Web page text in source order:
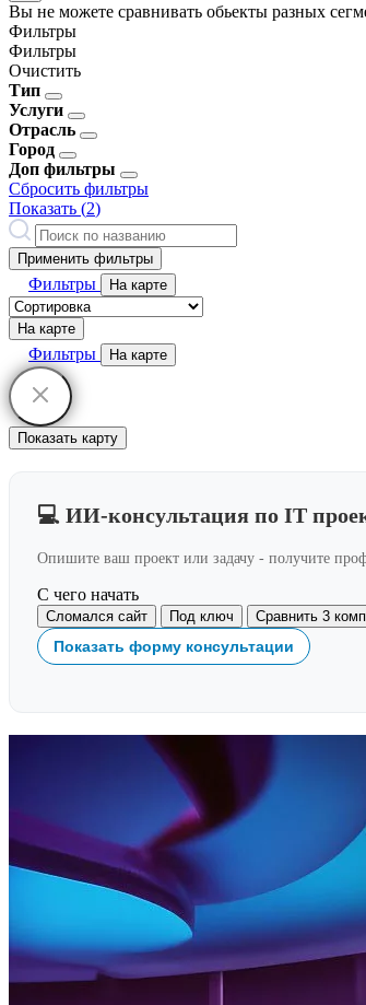
Вы не можете сравнивать обьекты разных
Фильтры
Фильтры
Очистить
Тип
Услуги
Отрасль
Город
Доп фильтры
Сбросить фильтры
Показать (2)
Применить фильтры
Фильтры На карте
На карте
Фильтры На карте
Показать карту
💻 ИИ-консультация по IT
Опишите ваш проект или задачу - получите
С чего начать
Сломался сайт Под ключ Сравнить 3
Показать форму консультации